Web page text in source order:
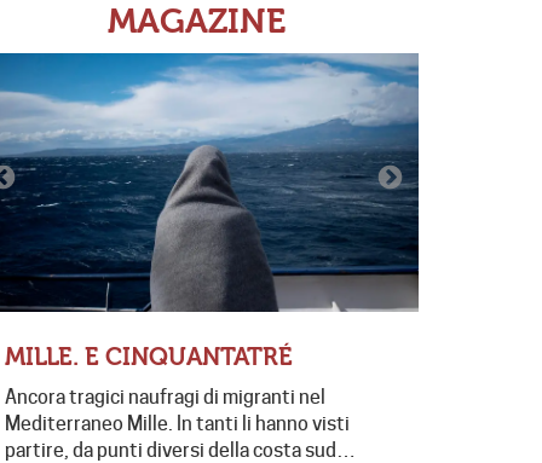
MAGAZINE
MILLE. E CINQUANTATRÉ
Ancora tragici naufragi di migranti nel
Mediterraneo Mille. In tanti li hanno visti
partire, da punti diversi della costa sud…